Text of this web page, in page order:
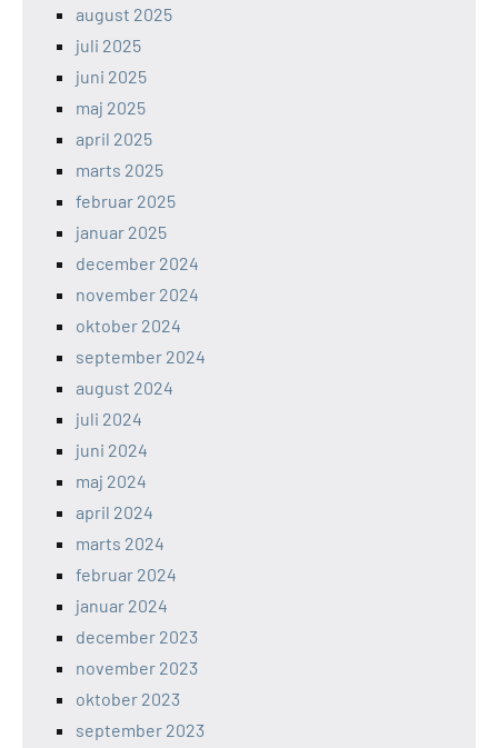
august 2025
juli 2025
juni 2025
maj 2025
april 2025
marts 2025
februar 2025
januar 2025
december 2024
november 2024
oktober 2024
september 2024
august 2024
juli 2024
juni 2024
maj 2024
april 2024
marts 2024
februar 2024
januar 2024
december 2023
november 2023
oktober 2023
september 2023